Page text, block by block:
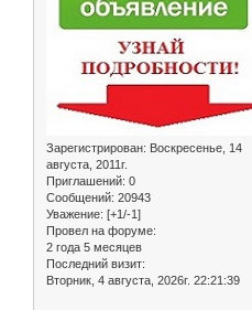
Зарегистрирован: Воскресенье, 14
августа, 2011г.
Приглашений: 0
Сообщений: 20943
Уважение: [+1/-1]
Провел на форуме:
2 года 5 месяцев
Последний визит:
Вторник, 4 августа, 2026г. 22:21:39